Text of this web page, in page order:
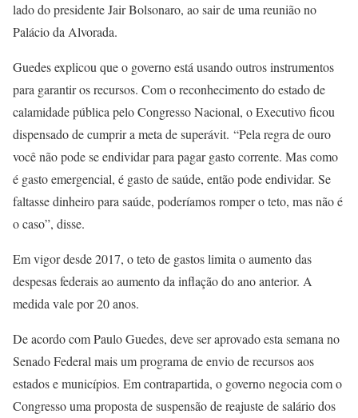
lado do presidente Jair Bolsonaro, ao sair de uma reunião no
Palácio da Alvorada.
Guedes explicou que o governo está usando outros instrumentos
para garantir os recursos. Com o reconhecimento do estado de
calamidade pública pelo Congresso Nacional, o Executivo ficou
dispensado de cumprir a meta de superávit. “Pela regra de ouro
você não pode se endividar para pagar gasto corrente. Mas como
é gasto emergencial, é gasto de saúde, então pode endividar. Se
faltasse dinheiro para saúde, poderíamos romper o teto, mas não é
o caso”, disse.
Em vigor desde 2017, o teto de gastos limita o aumento das
despesas federais ao aumento da inflação do ano anterior. A
medida vale por 20 anos.
De acordo com Paulo Guedes, deve ser aprovado esta semana no
Senado Federal mais um programa de envio de recursos aos
estados e municípios. Em contrapartida, o governo negocia com o
Congresso uma proposta de suspensão de reajuste de salário dos